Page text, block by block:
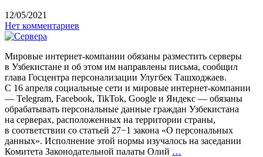
12/05/2021
Нет комментариев
Мировые интернет-компании обязаны разместить серверы
в Узбекистане и об этом им направлены письма, сообщил
глава Госцентра персонализации Улугбек Ташходжаев.
С 16 апреля социальные сети и мировые интернет-компании
— Telegram, Facebook, TikTok, Google и Яндекс — обязаны
обрабатывать персональные данные граждан Узбекистана
на серверах, расположенных на территории страны,
в соответствии со статьей 27−1 закона «О персональных
данных». Исполнение этой нормы изучалось на заседании
Комитета Законодательной палаты Олий …